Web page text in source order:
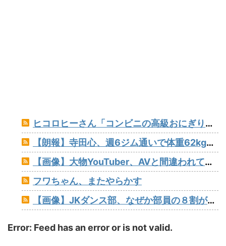
ヒコロヒーさん「コンビニの高級おにぎりが170円とか絶対買わない」とか薄すぎるトークをかましてしまう
【朗報】寺田心、週6ジム通いで体重62kg→82kgに 110kgのベンチプレス持ち上げる姿披露（画像あり）
【画像】大物YouTuber、AVと間違われて海外でバズるwww
フワちゃん、またやらかす
【画像】JKダンス部、なぜか部員の８割がﾃﾞｶﾊﾟｲwww
Error: Feed has an error or is not valid.